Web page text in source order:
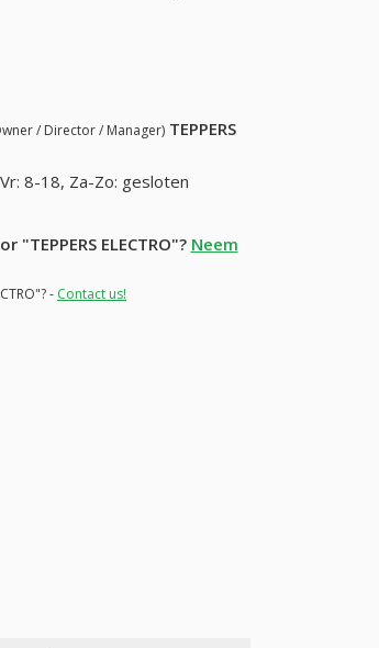
/ Director / Manager) TEPPERS
8-18, Za-Zo: gesloten
ELECTRO"? Neem
- Contact us!